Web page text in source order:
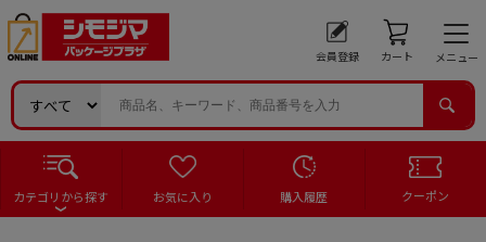
会員登録 カート メニュー
カテゴリから探す お気に入り 購入履歴 クーポン